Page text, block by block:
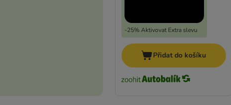
-25% Aktivovat Extra slevu
Přidat do košíku